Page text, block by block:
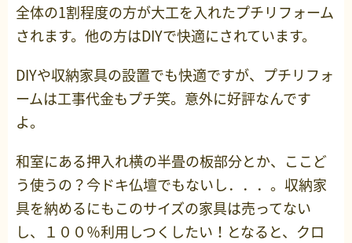
全体の1割程度の方が大工を入れたプチリフォーム
されます。他の方はDIYで快適にされています。
DIYや収納家具の設置でも快適ですが、プチリフォ
ームは工事代金もプチ笑。意外に好評なんです
よ。
和室にある押入れ横の半畳の板部分とか、ここど
う使うの？今ドキ仏壇でもないし．．．。収納家
具を納めるにもこのサイズの家具は売ってない
し、１００％利用しつくしたい！となると、クロ